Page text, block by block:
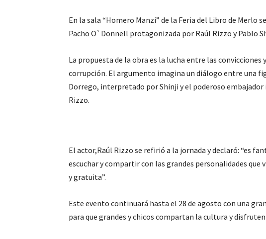
En la sala “Homero Manzi” de la Feria del Libro de Merlo
Pacho O`Donnell protagonizada por Raúl Rizzo y Pablo
La propuesta de la obra es la lucha entre las
corrupción. El argumento imagina un diálogo entre una
Dorrego, interpretado por Shinji y el poderoso
Rizzo.
El actor,Raúl Rizzo se refirió a la jornada y declaró: “es
escuchar y compartir con las grandes personalidades que
y gratuita”.
Este evento continuará hasta el 28 de agosto con una
para que grandes y chicos compartan la cultura y